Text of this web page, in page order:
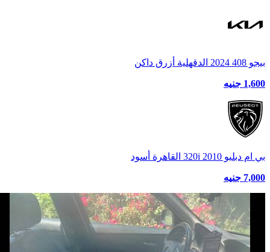
بيجو 408 2024 الدقهلية أزرق داكن
1,600 جنيه
بي ام دبليو 320i 2010 القاهرة أسود
7,000 جنيه